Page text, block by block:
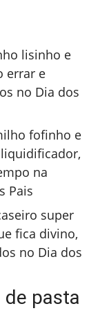
lisinho e
errar e
no Dia dos
fofinho e
na
Pais
super
fica divino,
no Dia dos
pasta